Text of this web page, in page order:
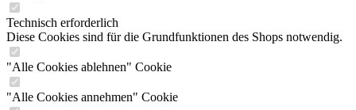
Technisch erforderlich
Diese Cookies sind für die Grundfunktionen des Shops notwendig.
"Alle Cookies ablehnen" Cookie
"Alle Cookies annehmen" Cookie